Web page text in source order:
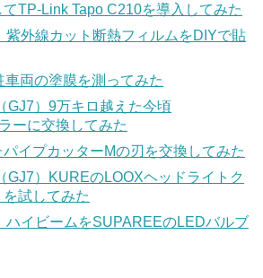
TP-Link Tapo C210を導入してみた
紫外線カット断熱フィルムをDIYで貼
両の塗膜を測ってみた
GJ7）9万キロ越えた今頃
ーに交換してみた
イプカッターMの刃を交換してみた
GJ7）KUREのLOOXヘッドライトク
試してみた
ハイビームをSUPAREEのLEDバルブ